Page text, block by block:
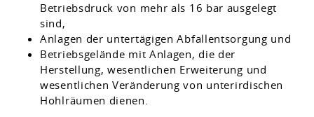
Betriebsdruck von mehr als 16 bar ausgelegt
sind,
Anlagen der untertägigen Abfallentsorgung und
Betriebsgelände mit Anlagen, die der
Herstellung, wesentlichen Erweiterung und
wesentlichen Veränderung von unterirdischen
Hohlräumen dienen.